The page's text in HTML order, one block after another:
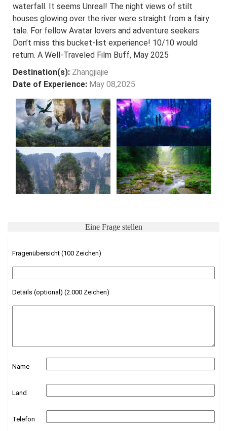
waterfall. It seems Unreal! The night views of stilt
houses glowing over the river were straight from a fairy
tale. For fellow Avatar lovers and adventure seekers:
Don’t miss this bucket-list experience! 10/10 would
return. A Well-Traveled Film Buff, May 2025
Destination(s): Zhangjiajie
Date of Experience: May 08,2025
Eine Frage stellen
Fragenübersicht (100 Zeichen)
Details (optional) (2.000 Zeichen)
Name
Land
Telefon